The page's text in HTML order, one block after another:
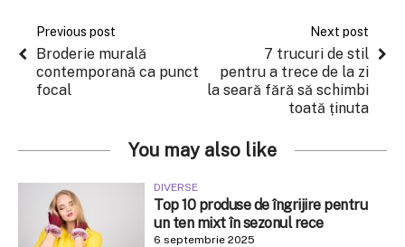
Previous post
Broderie murală
contemporană ca punct
focal
Next post
7 trucuri de stil
pentru a trece de la zi
la seară fără să schimbi
toată ținuta
You may also like
DIVERSE
Top 10 produse de îngrijire pentru
un ten mixt în sezonul rece
6 septembrie 2025